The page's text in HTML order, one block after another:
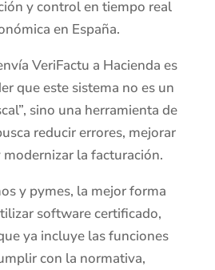
y control en tiempo real
en España.
VeriFactu a Hacienda es
que este sistema no es un
sino una herramienta de
reducir errores, mejorar
la facturación.
y pymes, la mejor forma
software certificado,
ya incluye las funciones
con la normativa,